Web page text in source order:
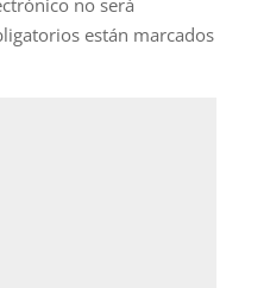
no será
están marcados